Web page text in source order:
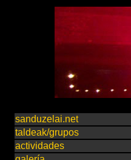
sanduzelai.net
taldeak/grupos
actividades